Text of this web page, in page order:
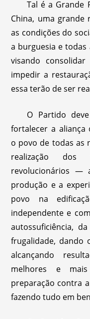
Tal é a Grande
China, uma grande
as condições do
a burguesia e todas
visando
impedir a
essa terão de ser
O Partido
fortalecer a aliança
o povo de todas as
realização dos
revolucionários —
produção e a
povo na
independente e
autossuficiência,
frugalidade, dando
alcançando
melhores e
preparação contra
fazendo tudo em